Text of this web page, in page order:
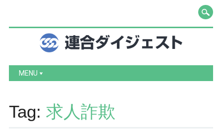
Main menu
Skip to content
MENU
Tag: 求人詐欺